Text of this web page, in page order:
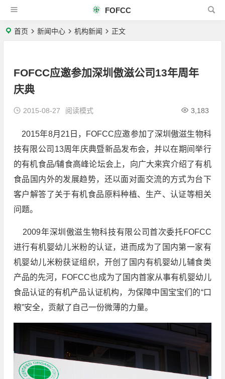
FOFCC
首页 新闻中心 机构新闻 正文
FOFCC应邀参加深圳傲滋公司13年周年
庆典
2015-08-27 3,183
阅读模式
2015年8月21日，FOFCC应邀参加了深圳傲滋生物科
技有限公司13周年庆典暨新品发布会，并以在期间举行
的有机食品/辅食高峰论坛会上，向广大来宾介绍了有机
食品国内外的发展趋势，还以面对面交流的方式为台下
客户解答了关于有机食品原料种植、生产、认证等相关
问题。
2009年深圳傲滋生物科技有限公司首次委托FOFCC
进行有机婴幼儿米粉的认证，进而成为了国内第一家有
机婴幼儿米粉获证组织，开创了国内有机婴幼儿辅食类
产品的先河，FOFCC也成为了国内首家从事有机婴幼儿
食品认证的有机产品认证机构，为保障中国宝宝们的“口
粮”安全，贡献了自己一份微薄的力量。